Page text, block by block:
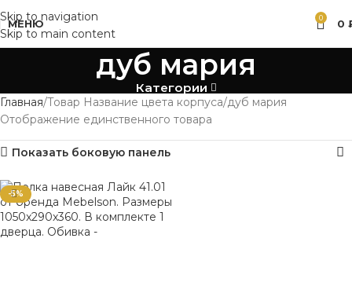
Skip to navigation
Skip to main content
МЕНЮ 0 0
дуб мария
Категории
Главная Товар Название цвета корпуса дуб мария
Отображение единственного товара
Показать боковую панель
-5%